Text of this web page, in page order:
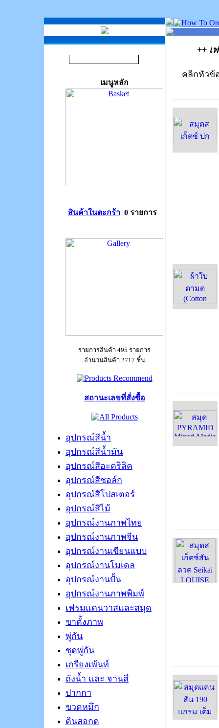
เมนูหลัก
สินค้าในตะกร้า 0 รายการ
รายการสินค้า 495 รายการ
จำนวนสินค้า 2717 ชิ้น
สถานะเลขที่สั่งซื้อ
อุปกรณ์สีน้ำ
อุปกรณ์สีน้ำมัน
อุปกรณ์สีอะคริลิค
อุปกรณ์สีชอล์ก
อุปกรณ์สีโปสเตอร์
อุปกรณ์สีไม้
อุปกรณ์งานภาพไทย
อุปกรณ์งานภาพจีน
อุปกรณ์งานเขียนแบบ
อุปกรณ์งานโมเดล
อุปกรณ์งานปั้น
อุปกรณ์งานภาพพิมพ์
เฟรมแคนวาสและสมุด
ขาตั้งภาพ
พู่กัน
ชุดพู่กัน
เกรียงเพ้นท์
ถังน้ำ และ จานสี
ปากกา
ขวดหมึก
ดินสอกด
++ เ
คลิกหัวข้